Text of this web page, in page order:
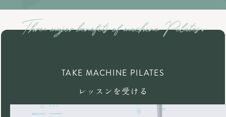
TAKE MACHINE PILATES
レッスンを受ける